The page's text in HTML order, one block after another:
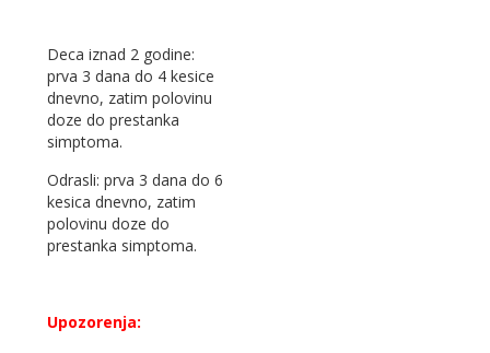
Deca iznad 2 godine:
prva 3 dana do 4 kesice
dnevno, zatim polovinu
doze do prestanka
simptoma.
Odrasli: prva 3 dana do 6
kesica dnevno, zatim
polovinu doze do
prestanka simptoma.
Upozorenja: